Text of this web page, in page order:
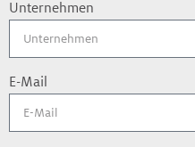
Unternehmen
E-Mail